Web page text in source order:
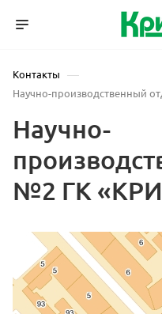
Контакты —
Научно-производственный
Научно-
№2 ГК